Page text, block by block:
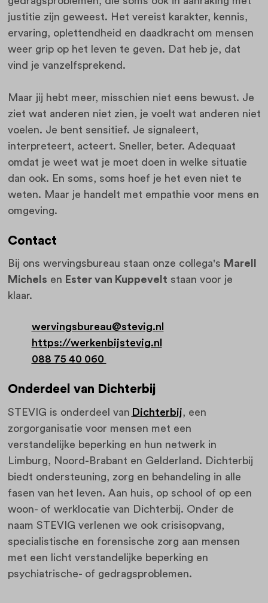
justitie zijn geweest. Het vereist karakter, kennis,
ervaring, oplettendheid en daadkracht om mensen
weer grip op het leven te geven. Dat heb je, dat
vind je vanzelfsprekend.
Maar jij hebt meer, misschien niet eens bewust. Je
ziet wat anderen niet zien, je voelt wat anderen niet
voelen. Je bent sensitief. Je signaleert,
interpreteert, acteert. Sneller, beter. Adequaat
omdat je weet wat je moet doen in welke situatie
dan ook. En soms, soms hoef je het even niet te
weten. Maar je handelt met empathie voor mens en
omgeving.
Contact
Bij ons wervingsbureau staan onze collega's Marell
Michels en Ester van Kuppevelt staan voor je
klaar.
wervingsbureau@stevig.nl
https://werkenbijstevig.nl
088 75 40 060
Onderdeel van Dichterbij
STEVIG is onderdeel van Dichterbij , een
zorgorganisatie voor mensen met een
verstandelijke beperking en hun netwerk in
Limburg, Noord-Brabant en Gelderland. Dichterbij
biedt ondersteuning, zorg en behandeling in alle
fasen van het leven. Aan huis, op school of op een
woon- of werklocatie van Dichterbij. Onder de
naam STEVIG verlenen we ook crisisopvang,
specialistische en forensische zorg aan mensen
met een licht verstandelijke beperking en
psychiatrische- of gedragsproblemen.